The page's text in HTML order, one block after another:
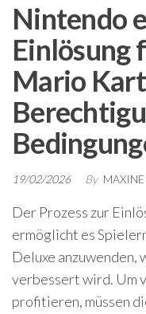
Nintendo
Einlösung
Mario
19/02/2026 By MAXINE
Der Prozess zur
ermöglicht es
Deluxe anzuwenden,
verbessert wird. Um
profitieren, müssen